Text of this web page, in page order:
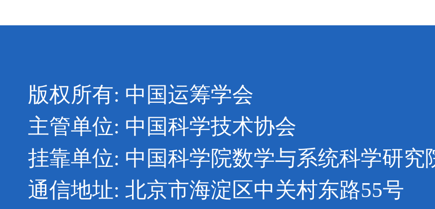
版权所有: 中国运筹学会
主管单位: 中国科学技术协会
挂靠单位: 中国科学院数学与系统科学研究
通信地址: 北京市海淀区中关村东路55号